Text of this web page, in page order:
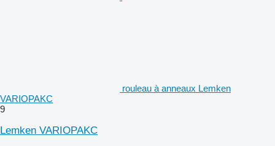
rouleau à anneaux Lemken
VARIOPAKC
9
Lemken VARIOPAKC